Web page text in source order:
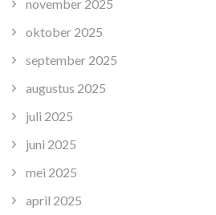
november 2025
oktober 2025
september 2025
augustus 2025
juli 2025
juni 2025
mei 2025
april 2025